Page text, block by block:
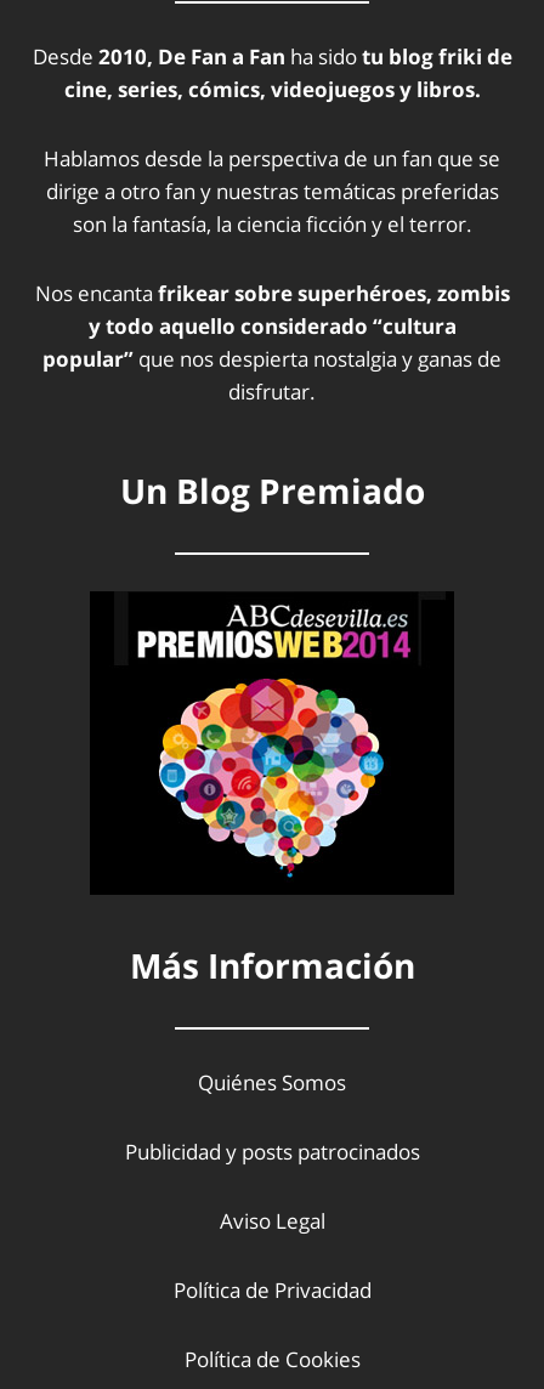
Desde 2010, De Fan a Fan ha sidotu blog friki de
cine, series, cómics, videojuegos y libros.
Hablamos desde la perspectiva de un fan que se
dirige a otro fan y nuestras temáticas preferidas
son la fantasía, la ciencia ficción y el terror.
Nos encanta frikear sobre superhéroes, zombis
y todo aquello considerado “cultura
popular” que nos despierta nostalgia y ganas de
disfrutar.
Un Blog Premiado
Más Información
Quiénes Somos
Publicidad y posts patrocinados
Aviso Legal
Política de Privacidad
Política de Cookies